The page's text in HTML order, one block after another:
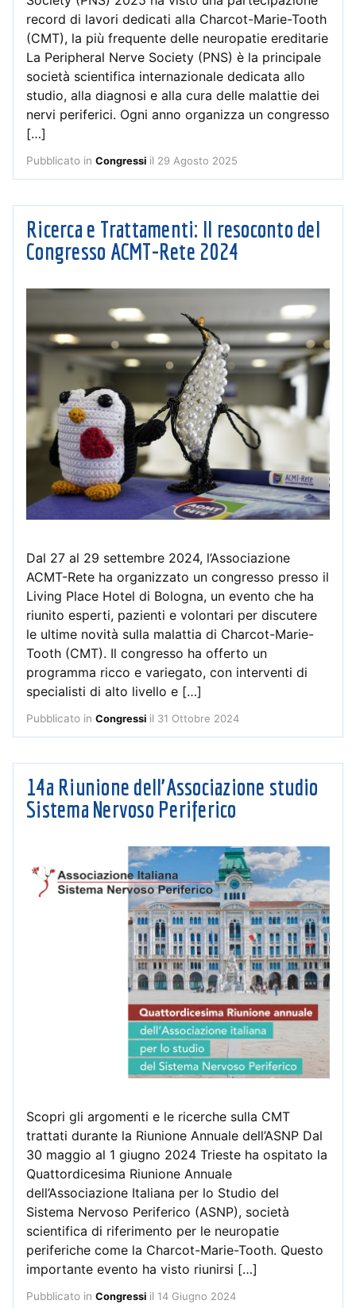
record di lavori dedicati alla Charcot-Marie-Tooth
(CMT), la più frequente delle neuropatie ereditarie
La Peripheral Nerve Society (PNS) è la principale
società scientifica internazionale dedicata allo
studio, alla diagnosi e alla cura delle malattie dei
nervi periferici. Ogni anno organizza un congresso
[…]
Pubblicato in Congressi il 29 Agosto 2025
Ricerca e Trattamenti: Il resoconto del
Congresso ACMT-Rete 2024
Dal 27 al 29 settembre 2024, l’Associazione
ACMT-Rete ha organizzato un congresso presso il
Living Place Hotel di Bologna, un evento che ha
riunito esperti, pazienti e volontari per discutere
le ultime novità sulla malattia di Charcot-Marie-
Tooth (CMT). Il congresso ha offerto un
programma ricco e variegato, con interventi di
specialisti di alto livello e […]
Pubblicato in Congressi il 31 Ottobre 2024
14a Riunione dell’Associazione studio
Sistema Nervoso Periferico
Scopri gli argomenti e le ricerche sulla CMT
trattati durante la Riunione Annuale dell’ASNP Dal
30 maggio al 1 giugno 2024 Trieste ha ospitato la
Quattordicesima Riunione Annuale
dell’Associazione Italiana per lo Studio del
Sistema Nervoso Periferico (ASNP), società
scientifica di riferimento per le neuropatie
periferiche come la Charcot-Marie-Tooth. Questo
importante evento ha visto riunirsi […]
Pubblicato in Congressi il 14 Giugno 2024